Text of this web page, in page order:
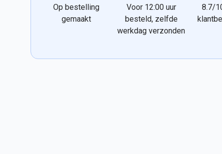
Op bestelling
gemaakt
Voor 12:00 uur
besteld, zelfde
werkdag verzonden
8.7/